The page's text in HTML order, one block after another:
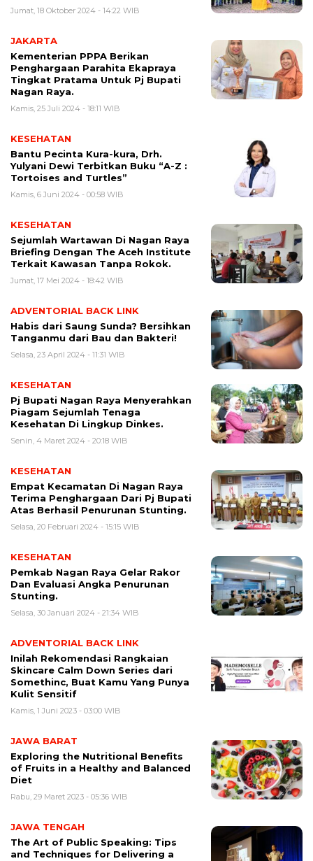
Jumat, 18 Oktober 2024 - 14:22 WIB
JAKARTA
Kementerian PPPA Berikan
Penghargaan Parahita Ekapraya
Tingkat Pratama Untuk Pj Bupati
Nagan Raya.
Kamis, 25 Juli 2024 - 18:11 WIB
KESEHATAN
Bantu Pecinta Kura-kura, Drh.
Yulyani Dewi Terbitkan Buku “A-Z :
Tortoises and Turtles”
Kamis, 6 Juni 2024 - 00:58 WIB
KESEHATAN
Sejumlah Wartawan Di Nagan Raya
Briefing Dengan The Aceh Institute
Terkait Kawasan Tanpa Rokok.
Jumat, 17 Mei 2024 - 18:42 WIB
ADVENTORIAL BACK LINK
Habis dari Saung Sunda? Bersihkan
Tanganmu dari Bau dan Bakteri!
Selasa, 23 April 2024 - 11:31 WIB
KESEHATAN
Pj Bupati Nagan Raya Menyerahkan
Piagam Sejumlah Tenaga
Kesehatan Di Lingkup Dinkes.
Senin, 4 Maret 2024 - 20:18 WIB
KESEHATAN
Empat Kecamatan Di Nagan Raya
Terima Penghargaan Dari Pj Bupati
Atas Berhasil Penurunan Stunting.
Selasa, 20 Februari 2024 - 15:15 WIB
KESEHATAN
Pemkab Nagan Raya Gelar Rakor
Dan Evaluasi Angka Penurunan
Stunting.
Selasa, 30 Januari 2024 - 21:34 WIB
ADVENTORIAL BACK LINK
Inilah Rekomendasi Rangkaian
Skincare Calm Down Series dari
Somethinc, Buat Kamu Yang Punya
Kulit Sensitif
Kamis, 1 Juni 2023 - 03:00 WIB
JAWA BARAT
Exploring the Nutritional Benefits
of Fruits in a Healthy and Balanced
Diet
Rabu, 29 Maret 2023 - 05:36 WIB
JAWA TENGAH
The Art of Public Speaking: Tips
and Techniques for Delivering a